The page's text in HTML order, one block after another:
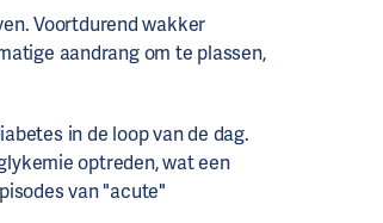
Voortdurend wakker
aandrang om te plassen,
in de loop van de dag.
optreden, wat een
van "acute"